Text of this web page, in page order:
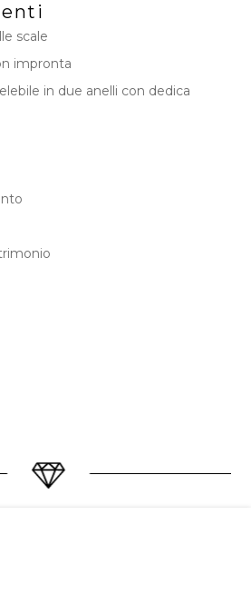
scale
impronta
in due anelli con dedica